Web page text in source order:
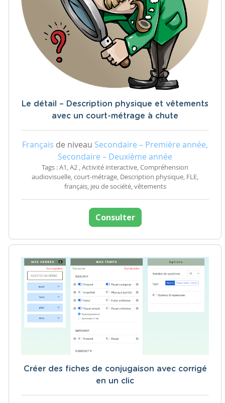
Le détail – Description physique et vêtements
avec un court-métrage à chute
Français de niveau Secondaire – Première année,
Secondaire – Deuxième année
Tags : A1, A2 , Activité interactive, Compréhension
audiovisuelle, court-métrage, Description physique, FLE,
français, jeu de société, vêtements
Consulter
Créer des fiches de conjugaison avec corrigé
en un clic